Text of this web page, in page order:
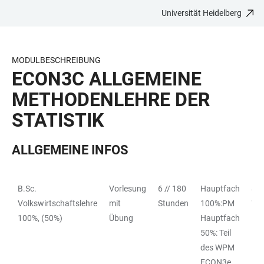
BARRIEREFREIHEIT
Universität Heidelberg
MODULBESCHREIBUNG
ECON3C ALLGEMEINE
METHODENLEHRE DER
STATISTIK
ALLGEMEINE INFOS
TABELLE
B.Sc.
Volkswirtschaftslehre
100%, (50%)
Vorlesung
mit
Übung
6 // 180
Stunden
Hauptfach
100%:PM
Hauptfach
50%: Teil
des WPM
4 //